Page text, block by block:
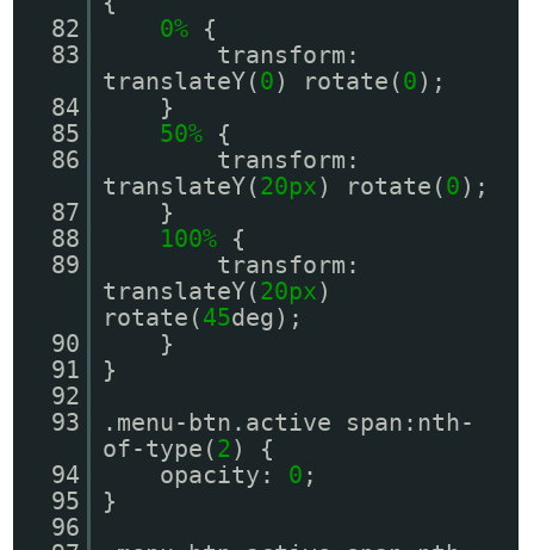
82
0% {
83
transform:
translateY(0) rotate(0);
84
}
85
50% {
86
transform:
translateY(20px) rotate(0);
87
}
88
100% {
89
transform:
translateY(20px)
rotate(45deg);
90
}
91
}
92
93
.menu-btn.active span:nth-
of-type(2) {
94
opacity: 0 ;
95
}
96